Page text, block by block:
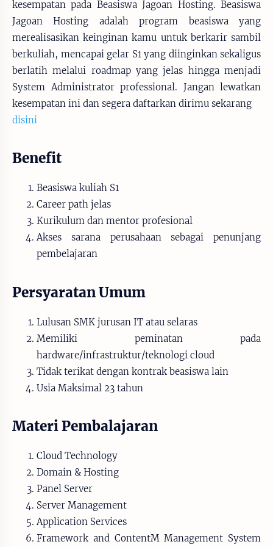
kesempatan pada Beasiswa Jagoan Hosting. Beasiswa
Jagoan Hosting adalah program beasiswa yang
merealisasikan keinginan kamu untuk berkarir sambil
berkuliah, mencapai gelar S1 yang diinginkan sekaligus
berlatih melalui roadmap yang jelas hingga menjadi
System Administrator professional. Jangan lewatkan
kesempatan ini dan segera daftarkan dirimu sekarang
disini
Benefit
Beasiswa kuliah S1
Career path jelas
Kurikulum dan mentor profesional
Akses sarana perusahaan sebagai penunjang
pembelajaran
Persyaratan Umum
Lulusan SMK jurusan IT atau selaras
Memiliki peminatan pada
hardware/infrastruktur/teknologi cloud
Tidak terikat dengan kontrak beasiswa lain
Usia Maksimal 23 tahun
Materi Pembalajaran
Cloud Technology
Domain & Hosting
Panel Server
Server Management
Application Services
Framework and ContentM Management System